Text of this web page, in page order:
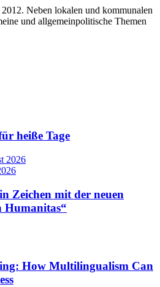
Neben lokalen und kommunalen
und allgemeinpolitische Themen
heiße Tage
2026
Zeichen mit der neuen
How Multilingualism Can